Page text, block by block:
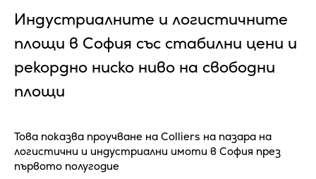
Индустриалните и логистичните
площи в София със стабилни цени и
рекордно ниско ниво на свободни
площи
Това показва проучване на Colliers на пазара на
логистични и индустриални имоти в София през
първото полугодие